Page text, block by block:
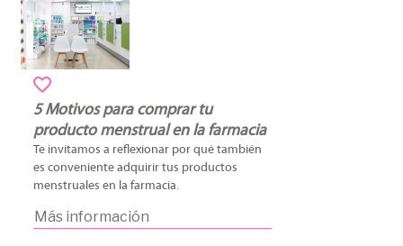
5 Motivos para comprar tu
producto menstrual en la farmacia
Te invitamos a reflexionar por qué también
es conveniente adquirir tus productos
menstruales en la farmacia.
Más información